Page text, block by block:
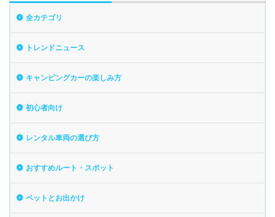
全カテゴリ
トレンドニュース
キャンピングカーの楽しみ方
初心者向け
レンタル車両の選び方
おすすめルート・スポット
ペットとお出かけ